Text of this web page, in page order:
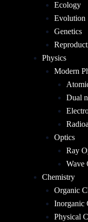
Ecology
Evolution
Genetics
Physics
Modern
Dual
Optics
Ray
Wave
Chemistry
Organic
Inorganic
Physical